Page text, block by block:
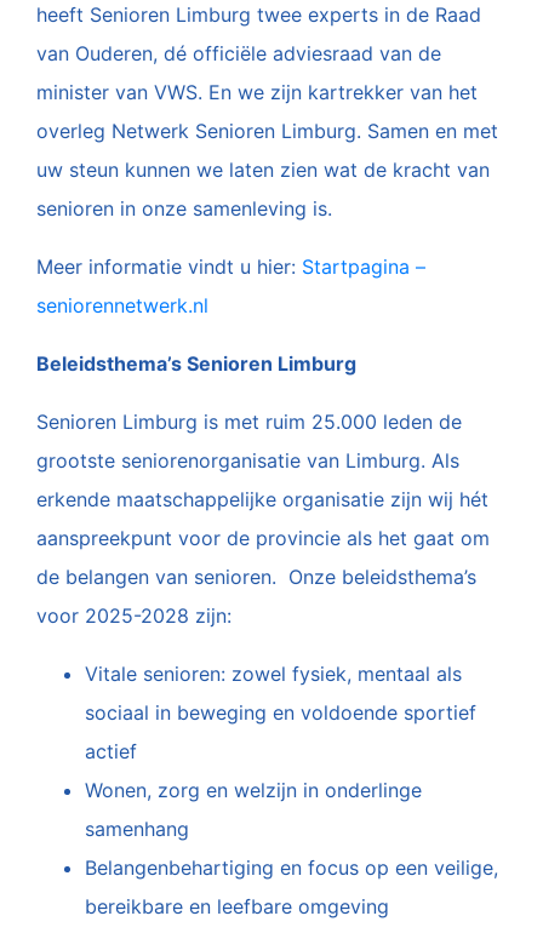
heeft Senioren Limburg twee experts in de Raad
van Ouderen, dé officiële adviesraad van de
minister van VWS. En we zijn kartrekker van het
overleg Netwerk Senioren Limburg. Samen en met
uw steun kunnen we laten zien wat de kracht van
senioren in onze samenleving is.
Meer informatie vindt u hier: Startpagina –
seniorennetwerk.nl
Beleidsthema’s Senioren Limburg
Senioren Limburg is met ruim 25.000 leden de
grootste seniorenorganisatie van Limburg. Als
erkende maatschappelijke organisatie zijn wij hét
aanspreekpunt voor de provincie als het gaat om
de belangen van senioren. Onze beleidsthema’s
voor 2025-2028 zijn:
Vitale senioren: zowel fysiek, mentaal als
sociaal in beweging en voldoende sportief
actief
Wonen, zorg en welzijn in onderlinge
samenhang
Belangenbehartiging en focus op een veilige,
bereikbare en leefbare omgeving